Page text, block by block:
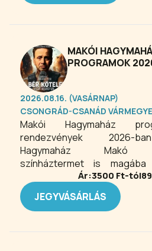
MAKÓI
PROGRAMOK
2026.08.16. (VASÁRNAP)
CSONGRÁD-CSANÁD VÁRMEGYE
Makói Hagymaház
rendezvények 2026-
Hagymaház Makó
színháztermet is magába
kulturális központja, a
Posta utcán található. A
Hagymaházban egész
szabadtéri színpadon pedig
időszakban várják a
Ár:3500 Ft-tól
JEGYVÁSÁRLÁS